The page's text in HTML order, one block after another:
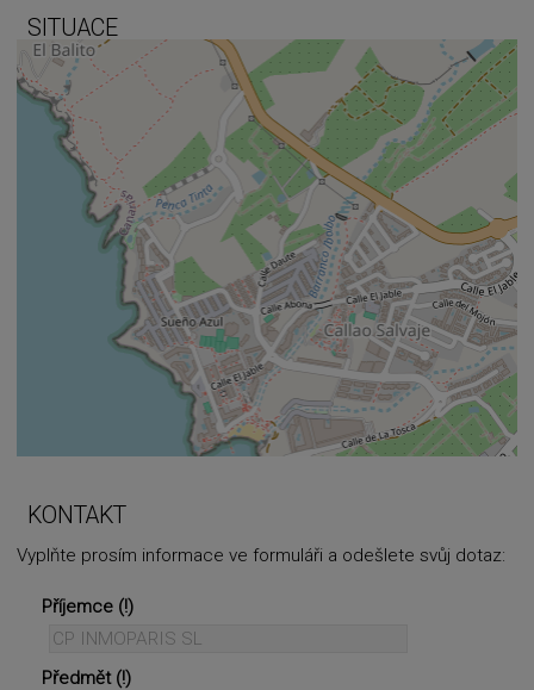
SITUACE
KONTAKT
Vyplňte prosím informace ve formuláři a odešlete svůj dotaz:
Příjemce
Předmět